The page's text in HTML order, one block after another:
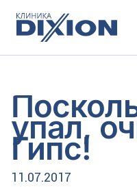
упал,
Гипс!
11.07.2017